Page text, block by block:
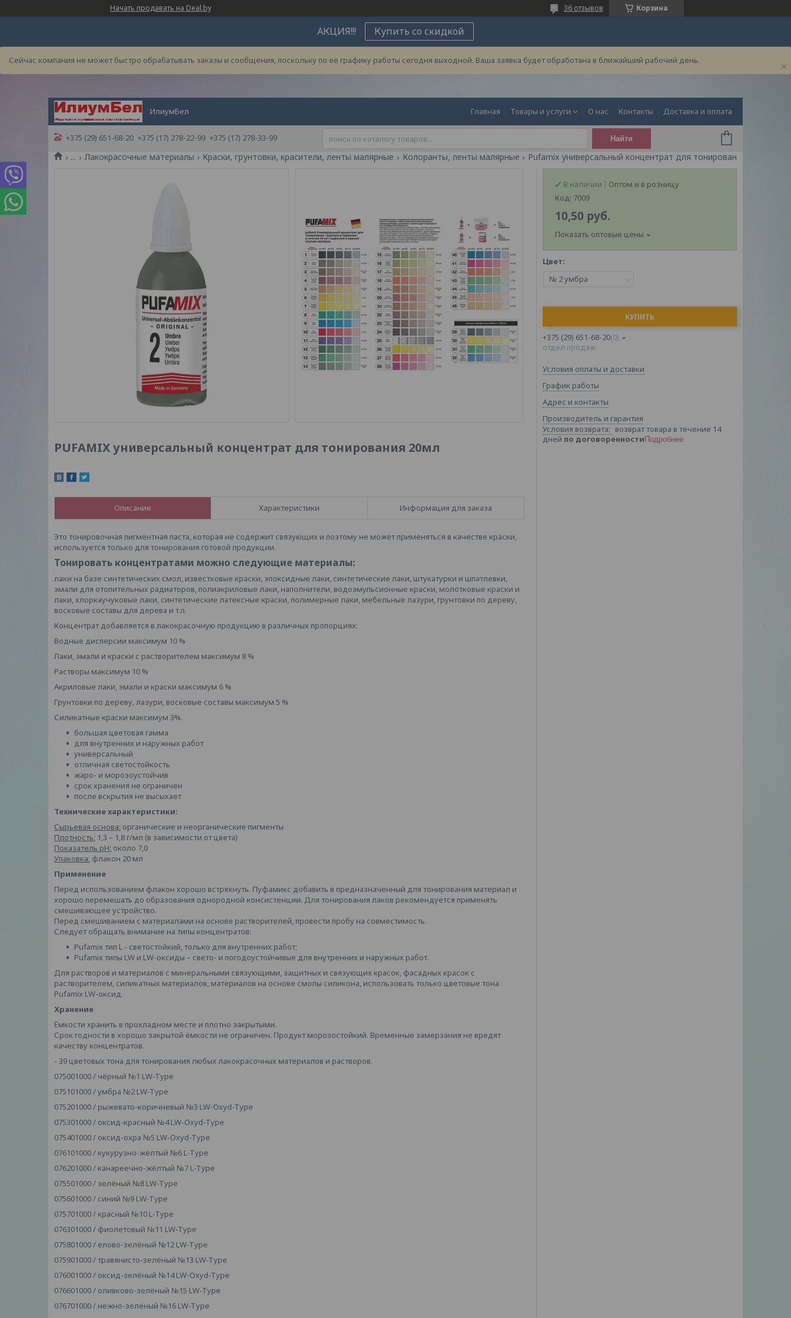
Начать продавать на Deal.by Корзина
36 отзывов
АКЦИЯ!!! Купить со скидкой
Сейчас компания не может быстро обрабатывать заказы и сообщения, поскольку по ее графику работы сегодня выходной. Ваша заявка будет обработана в ближайший рабочий день.
ИлиумБел Главная Товары и услуги О нас Контакты Доставка и оплата
+375 (29) 651-68-20 +375 (17) 278-22-99 +375 (17) 278-33-99 Найти
... Лакокрасочные материалы Краски, грунтовки, красители, ленты малярные Колоранты, ленты малярные
PUFAMIX универсальный концентрат для тонирования 20мл
Описание Характеристики Информация для заказа
Это тонировочная пигментная паста, которая не содержит связующих и поэтому не может применяться в качестве краски,
используется только для тонирования готовой продукции.
Тонировать концентратами можно следующие материалы:
лаки на базе синтетических смол, известковые краски, эпоксидные лаки, синтетические лаки, штукатурки и шпатлевки,
эмали для отопительных радиаторов, полиакриловые лаки, наполнители, водоэмульсионные краски, молотковые краски и
лаки, хлоркаучуковые лаки, синтетические латексные краски, полимерные лаки, мебельные лазури, грунтовки по дереву,
восковые составы для дерева и т.п.
Концентрат добавляется в лакокрасочную продукцию в различных пропорциях:
Водные дисперсии максимум 10 %
Лаки, эмали и краски с растворителем максимум 8 %
Растворы максимум 10 %
Акриловые лаки, эмали и краски максимум 6 %
Грунтовки по дереву, лазури, восковые составы максимум 5 %
Силикатные краски максимум 3%.
большая цветовая гамма
для внутренних и наружных работ
универсальный
отличная светостойкость
жаро- и морозоустойчив
срок хранения не ограничен
после вскрытия не высыхает
Технические характеристики:
Сырьевая основа: органические и неорганические пигменты
Плотность: 1,3 – 1,8 г/мл (в зависимости от цвета)
Показатель pH: около 7,0
Упаковка: флакон 20 мл
Применение
Перед использованием флакон хорошо встряхнуть. Пуфамикс добавить в предназначенный для тонирования материал и
хорошо перемешать до образования однородной консистенции. Для тонирования лаков рекомендуется применять
смешивающее устройство.
Перед смешиванием с материалами на основе растворителей, провести пробу на совместимость.
Следует обращать внимание на типы концентратов:
Pufamix тип L - светостойкий, только для внутренних работ;
Pufamix типы LW и LW-оксиды – свето- и погодоустойчивые для внутренних и наружных работ.
Для растворов и материалов с минеральными связующими, защитных и связующих красок, фасадных красок с
растворителем, силикатных материалов, материалов на основе смолы силикона, использовать только цветовые тона
Pufamix LW-оксид.
Хранение
Ёмкости хранить в прохладном месте и плотно закрытыми.
Срок годности в хорошо закрытой ёмкости не ограничен. Продукт морозостойкий. Временные замерзания не вредят
качеству концентратов.
- 39 цветовых тона для тонирования любых лакокрасочных материалов и растворов.
075001000 / чёрный №1 LW-Type
075101000 / умбра №2 LW-Type
075201000 / рыжевато-коричневый №3 LW-Oxyd-Type
075301000 / оксид-красный №4 LW-Oxyd-Type
075401000 / оксид-охра №5 LW-Oxyd-Type
076101000 / кукурузно-жёлтый №6 L-Type
076201000 / канареечно-жёлтый №7 L-Type
075501000 / зелёный №8 LW-Type
075601000 / синий №9 LW-Type
075701000 / красный №10 L-Type
076301000 / фиолетовый №11 LW-Type
075801000 / елово-зелёный №12 LW-Type
075901000 / травянисто-зелёный №13 LW-Type
076001000 / оксид-зелёный №14 LW-Oxyd-Type
076601000 / оливково-зелёный №15 LW-Type
076701000 / нежно-зелёный №16 LW-Type
В наличии
Оптом и в розницу
Код: 7009
10,50 руб.
Показать оптовые цены
Цвет:
№ 2 умбра
КУПИТЬ
+375 (29) 651-68-20 0
отдел продаж
Условия оплаты и доставки
График работы
Адрес и контакты
Производитель и гарантия
возврат товара в течение 14
дней по договоренности Подробнее